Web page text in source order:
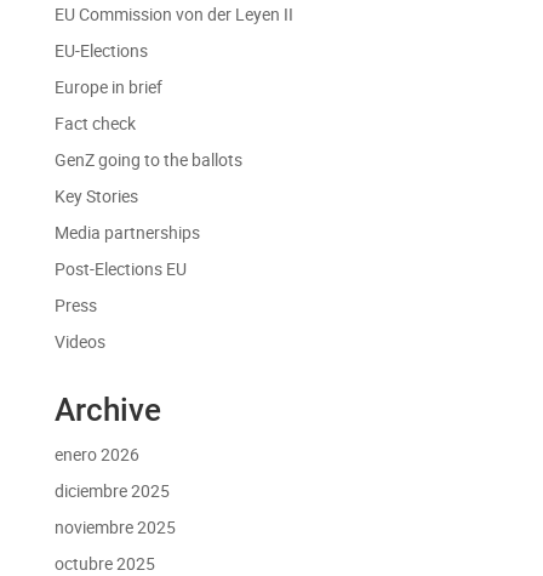
EU Commission von der Leyen II
EU-Elections
Europe in brief
Fact check
GenZ going to the ballots
Key Stories
Media partnerships
Post-Elections EU
Press
Videos
Archive
enero 2026
diciembre 2025
noviembre 2025
octubre 2025